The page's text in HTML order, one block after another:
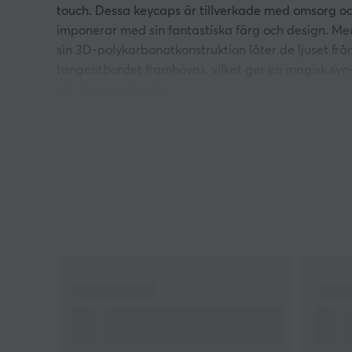
touch. Dessa keycaps är tillverkade med omsorg
imponerar med sin fantastiska färg och design.
sin 3D-polykarbonatkonstruktion låter de ljuset